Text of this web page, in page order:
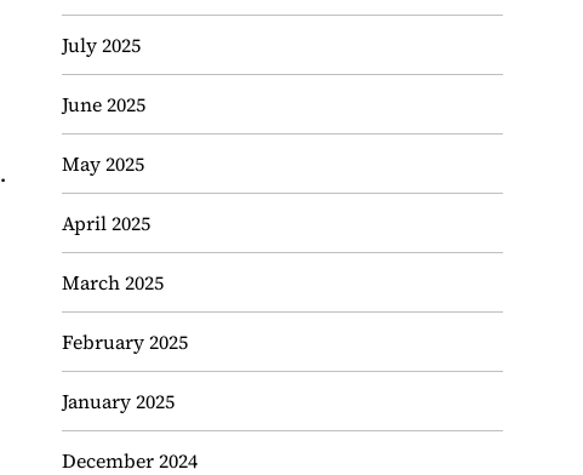
July 2025
June 2025
May 2025
April 2025
March 2025
February 2025
January 2025
December 2024